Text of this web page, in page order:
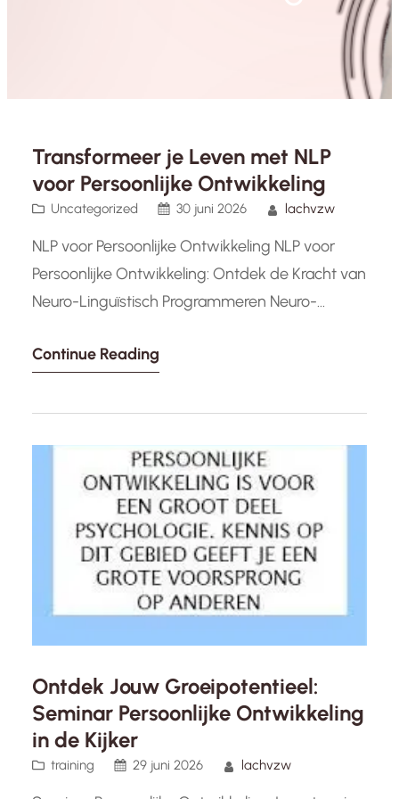
Transformeer je Leven met NLP
voor Persoonlijke Ontwikkeling
Uncategorized 30 juni 2026 lachvzw
NLP voor Persoonlijke Ontwikkeling NLP voor
Persoonlijke Ontwikkeling: Ontdek de Kracht van
Neuro-Linguïstisch Programmeren Neuro-
NLP, is een krachtige benadering die steeds
ontwikkeling. Met NLP kunnen individuen hun
en beïnvloeden om positieve veranderingen in
hun leven te bewerkstelligen. Een…
Continue Reading
Ontdek Jouw Groeipotentieel:
Seminar Persoonlijke Ontwikkeling
in de Kijker
training 29 juni 2026 lachvzw